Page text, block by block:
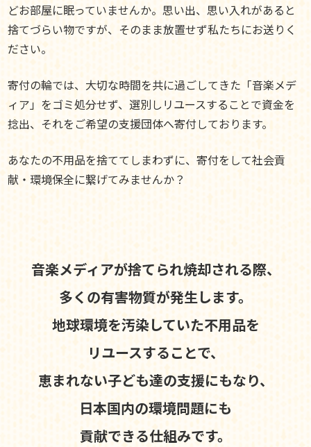
どお部屋に眠っていませんか。思い出、思い入れがあると
捨てづらい物ですが、そのまま放置せず私たちにお送りく
ださい。
寄付の輪では、大切な時間を共に過ごしてきた「音楽メデ
ィア」をゴミ処分せず、選別しリユースすることで資金を
捻出、それをご希望の支援団体へ寄付しております。
あなたの不用品を捨ててしまわずに、寄付をして社会貢
献・環境保全に繋げてみませんか？
音楽メディアが捨てられ焼却される際、
多くの有害物質が発生します。
地球環境を汚染していた不用品を
リユースすることで、
恵まれない子ども達の支援にもなり、
日本国内の環境問題にも
貢献できる仕組みです。